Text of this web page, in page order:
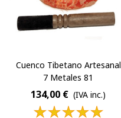
Cuenco Tibetano Artesanal
7 Metales 81
134,00 € (IVA inc.)